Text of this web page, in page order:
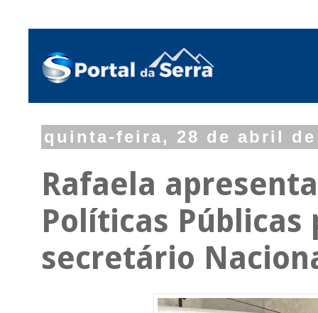
quinta-feira, 28 de abril de
Rafaela
Políticas Públicas
secretário